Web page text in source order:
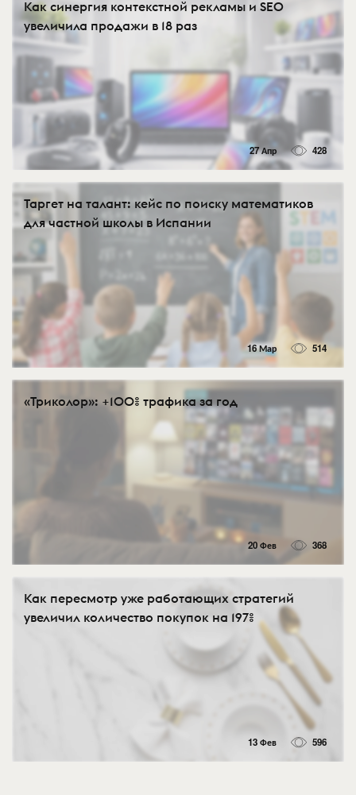
Как синергия контекстной рекламы и SEO
увеличила продажи в 18 раз
27 Апр 428
Таргет на талант: кейс по поиску математиков
для частной школы в Испании
16 Мар 514
«Триколор»: +100% трафика за год
20 Фев 368
Как пересмотр уже работающих стратегий
увеличил количество покупок на 197%
13 Фев 596